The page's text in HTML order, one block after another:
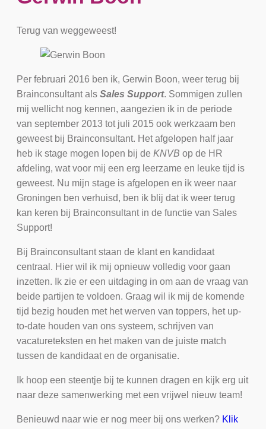
Terug van weggeweest!
Per februari 2016 ben ik, Gerwin Boon, weer terug bij
Brainconsultant als Sales Support. Sommigen zullen
mij wellicht nog kennen, aangezien ik in de periode
van september 2013 tot juli 2015 ook werkzaam ben
geweest bij Brainconsultant. Het afgelopen half jaar
heb ik stage mogen lopen bij de KNVB op de HR
afdeling, wat voor mij een erg leerzame en leuke tijd is
geweest. Nu mijn stage is afgelopen en ik weer naar
Groningen ben verhuisd, ben ik blij dat ik weer terug
kan keren bij Brainconsultant in de functie van Sales
Support!
Bij Brainconsultant staan de klant en kandidaat
centraal. Hier wil ik mij opnieuw volledig voor gaan
inzetten. Ik zie er een uitdaging in om aan de vraag van
beide partijen te voldoen. Graag wil ik mij de komende
tijd bezig houden met het werven van toppers, het up-
to-date houden van ons systeem, schrijven van
vacatureteksten en het maken van de juiste match
tussen de kandidaat en de organisatie.
Ik hoop een steentje bij te kunnen dragen en kijk erg uit
naar deze samenwerking met een vrijwel nieuw team!
Benieuwd naar wie er nog meer bij ons werken? Klik